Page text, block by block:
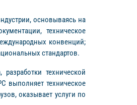
основываясь на
техническое
конвенций;
стандартов.
технической
выполняет техническое
оказывает услуги по